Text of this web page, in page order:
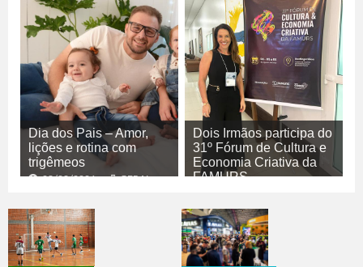
Dia dos Pais – Amor,
lições e rotina com
trigêmeos
08/08/2026 GERAL
Dois Irmãos participa do
31º Fórum de Cultura e
Economia Criativa da
FAMURS
CULTURA